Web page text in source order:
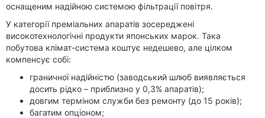
оснащеним надійною системою фільтрації повітря.
У категорії преміальних апаратів зосереджені
високотехнологічні продукти японських марок. Така
побутова клімат-система коштує недешево, але цілком
компенсує собі:
граничної надійністю (заводський шлюб виявляється
досить рідко – приблизно у 0,3% апаратів);
довгим терміном служби без ремонту (до 15 років);
багатим опціоном;